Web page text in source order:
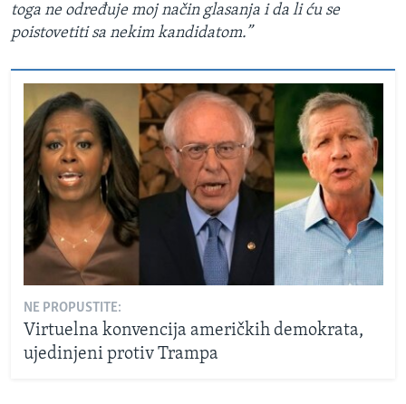
toga ne određuje moj način glasanja i da li ću se
poistovetiti sa nekim kandidatom.”
NE PROPUSTITE:
Virtuelna konvencija američkih demokrata,
ujedinjeni protiv Trampa